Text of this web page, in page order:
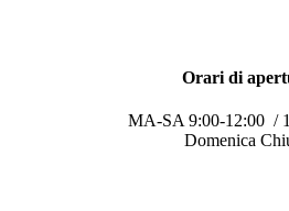
Orari di
MA-SA 9:00-12:00 /
Domenica